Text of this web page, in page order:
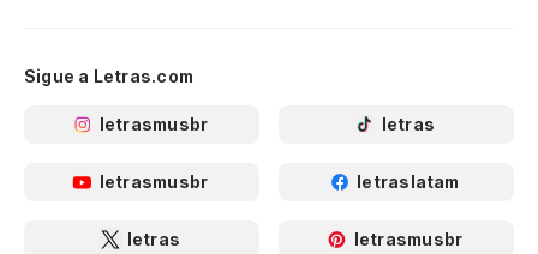
Sigue a Letras.com
letrasmusbr letras
letrasmusbr letraslatam
letras letrasmusbr